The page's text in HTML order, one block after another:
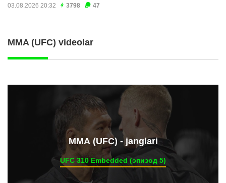
03.08.2026 20:32 3798 47
MMA (UFC) videolar
ММА (UFC) - janglari
UFC 310 Embedded (эпизод 5)